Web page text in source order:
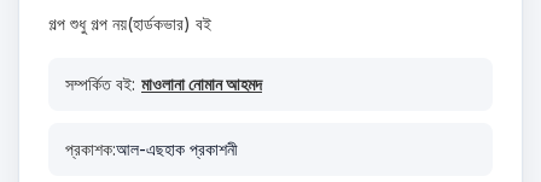
গল্প শুধু গল্প নয়(হার্ডকভার) বই
সম্পর্কিত বই: মাওলানা নোমান আহমদ
প্রকাশক:আল-এছহাক প্রকাশনী